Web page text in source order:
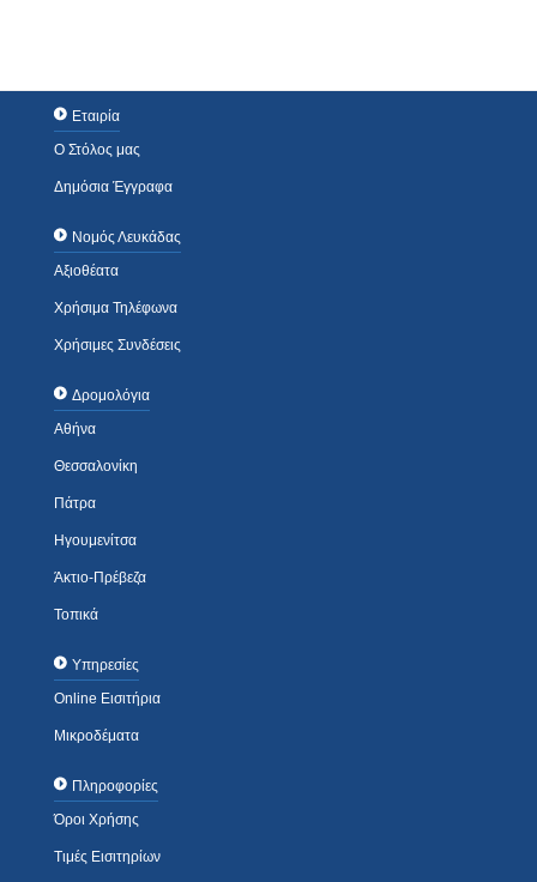
Εταιρία
Ο Στόλος μας
Δημόσια Έγγραφα
Νομός Λευκάδας
Αξιοθέατα
Χρήσιμα Τηλέφωνα
Χρήσιμες Συνδέσεις
Δρομολόγια
Αθήνα
Θεσσαλονίκη
Πάτρα
Ηγουμενίτσα
Άκτιο-Πρέβεζα
Τοπικά
Υπηρεσίες
Online Εισιτήρια
Μικροδέματα
Πληροφορίες
Όροι Χρήσης
Τιμές Εισιτηρίων